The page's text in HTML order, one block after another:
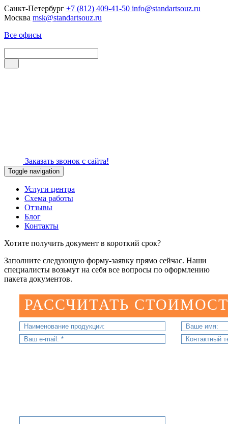
Санкт-Петербург +7 (812) 409-41-50 info@standartsouz.ru
Москва msk@standartsouz.ru
Все офисы
Заказать звонок с сайта!
Toggle navigation
Услуги центра
Схема работы
Отзывы
Блог
Контакты
Хотите получить документ в короткий срок?
Заполните следующую форму-заявку прямо сейчас. Наши
специалисты возьмут на себя все вопросы по оформлению
пакета документов.
РАССЧИТАТЬ